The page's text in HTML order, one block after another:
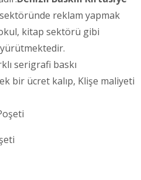
reklam yapmak
kitap sektörü gibi
serigrafi baskı
bir ücret kalıp, Klişe maliyeti